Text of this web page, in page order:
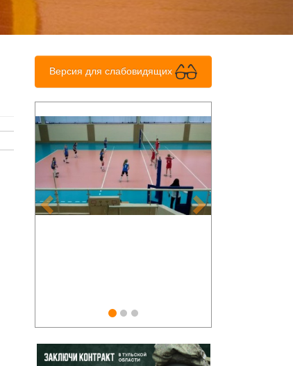
Версия для слабовидящих
Previous Next